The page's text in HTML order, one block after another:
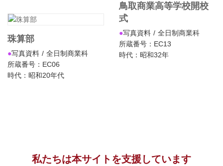
珠算部
写真資料
全日制商業科
所蔵番号：EC06
時代：昭和20年代
鳥取商業高等学校開校
式
写真資料
全日制商業科
所蔵番号：EC13
時代：昭和32年
私たちは本サイトを支援しています